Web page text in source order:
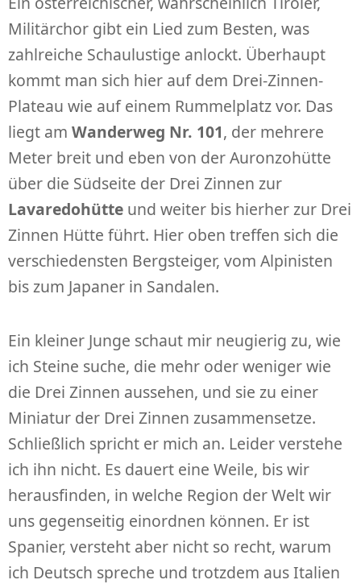
Militärchor gibt ein Lied zum Besten, was
zahlreiche Schaulustige anlockt. Überhaupt
kommt man sich hier auf dem Drei-Zinnen-
Plateau wie auf einem Rummelplatz vor. Das
liegt am Wanderweg Nr. 101, der mehrere
Meter breit und eben von der Auronzohütte
über die Südseite der Drei Zinnen zur
Lavaredohütte und weiter bis hierher zur Drei
Zinnen Hütte führt. Hier oben treffen sich die
verschiedensten Bergsteiger, vom Alpinisten
bis zum Japaner in Sandalen.
Ein kleiner Junge schaut mir neugierig zu, wie
ich Steine suche, die mehr oder weniger wie
die Drei Zinnen aussehen, und sie zu einer
Miniatur der Drei Zinnen zusammensetze.
Schließlich spricht er mich an. Leider verstehe
ich ihn nicht. Es dauert eine Weile, bis wir
herausfinden, in welche Region der Welt wir
uns gegenseitig einordnen können. Er ist
Spanier, versteht aber nicht so recht, warum
ich Deutsch spreche und trotzdem aus Italien